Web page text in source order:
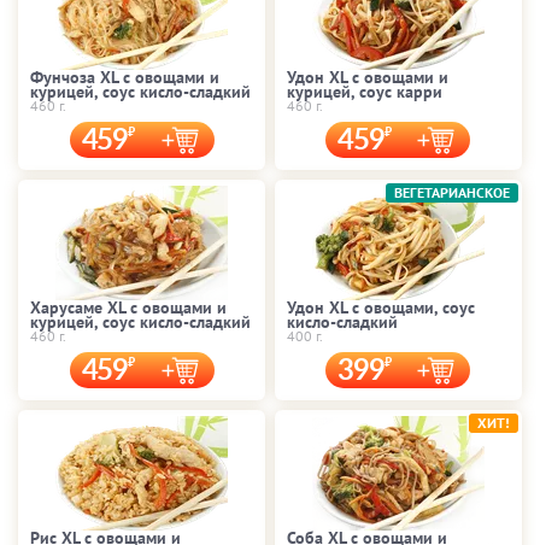
Фунчоза XL с овощами и
курицей, соус кисло-сладкий
460 г.
459
Удон XL с овощами и
курицей, соус карри
460 г.
459
Харусаме XL с овощами и
курицей, соус кисло-сладкий
460 г.
459
Удон XL с овощами, соус
кисло-сладкий
400 г.
399
ВЕГЕТАРИАНСКОЕ
Рис XL с овощами и Соба XL с овощами и
ХИТ!